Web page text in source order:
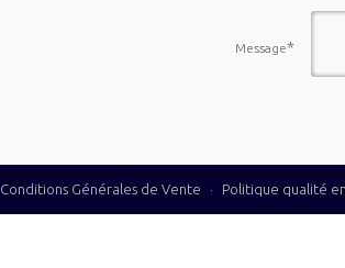
Message*
Conditions Générales de Vente · Politique qualité